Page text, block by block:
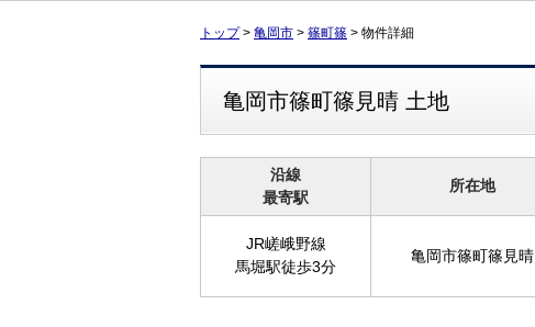
トップ> 亀岡市 > 篠町篠 > 物件詳細
亀岡市篠町篠見晴 土地
沿線
最寄駅
所在地
JR嵯峨野線
馬堀駅徒歩3分
亀岡市篠町篠見晴